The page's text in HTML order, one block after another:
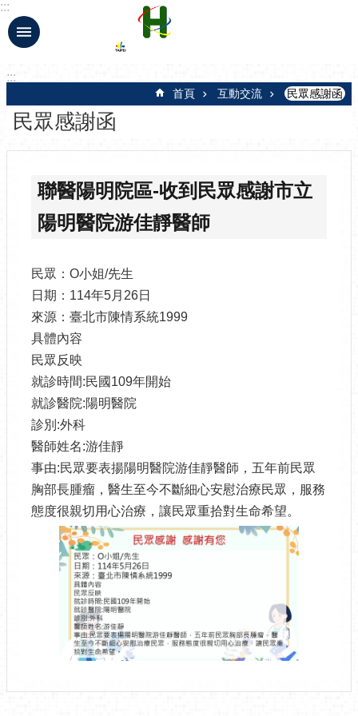
跳到主要內容區塊
:::
:::
首頁 互動交流 民眾感謝函
民眾感謝函
聯醫陽明院區-收到民眾感謝市立
陽明醫院游佳靜醫師
民眾：O小姐/先生
日期：114年5月26日
來源：臺北市陳情系統1999
具體內容
民眾反映
就診時間:民國109年開始
就診醫院:陽明醫院
診別:外科
醫師姓名:游佳靜
事由:民眾要表揚陽明醫院游佳靜醫師，五年前民眾
胸部長腫瘤，醫生至今不斷細心安慰治療民眾，服務
態度很親切用心治療，讓民眾重拾對生命希望。